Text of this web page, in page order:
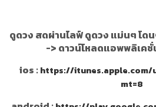
ดูดวง สดผ่านไลฟ์ ดูดวง แม่นๆ โ
-> ดาวน์โหลดแอพพลิเคชั่
ios :https://itunes.apple.com/
mt=8